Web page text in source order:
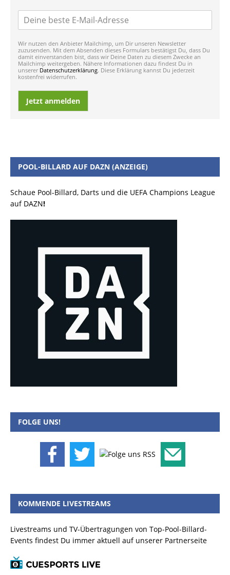
Wir nutzen den Anbieter Mailchimp, um Dir unseren Newsletter
zuzusenden. Mit dem Absenden dieses Formulars bestätigst Du, dass Du
damit einverstanden bist, dass wir Deine Daten zu diesem Zwecke an
Mailchimp weitergeben. Nähere Informationen dazu findest Du in
unserer Datenschutzerklärung. Diese Erklärung kannst Du jederzeit
kostenfrei widerrufen.
Jetzt anmelden
POOL-BILLARD AUF DAZN (ANZEIGE)
Schaue Pool-Billard, Darts und die UEFA Champions League
auf DAZN!
FOLGE UNS!
KOMMENDE LIVESTREAMS
Livestreams und TV-Übertragungen von Top-Pool-Billard-
Events findest Du immer aktuell auf unserer Partnerseite